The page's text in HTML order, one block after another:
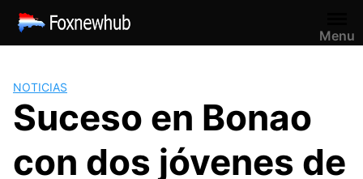
Saltar
contenido
Menu
NOTICIAS
Suceso en Bonao
con dos jóvenes de